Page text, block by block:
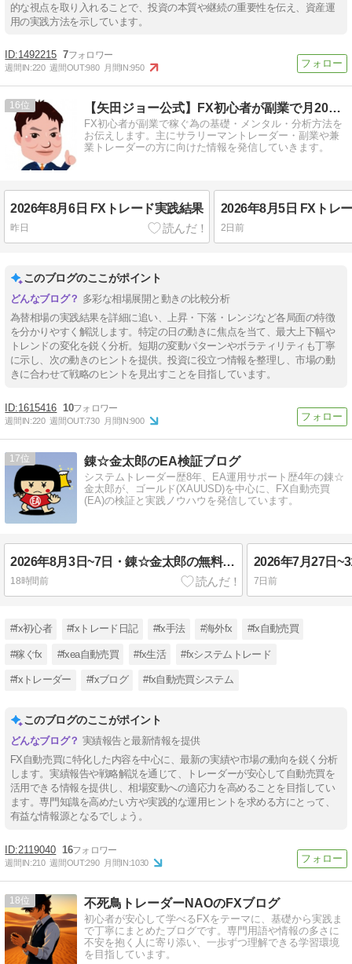
的な視点を取り入れることで、投資の本質や継続の重要性を伝え、資産運
用の実践方法を示しています。
1492215 7
週間IN:220 週間OUT:980 月間IN:950
16 【矢田ジョー公式】FX初心者が副業で月20万円を稼ぐ方法
FX初心者が副業で稼ぐ為の基礎・メンタル・分析方法を
お伝えします。主にサラリーマントレーダー・副業や兼
業トレーダーの方に向けた情報を発信していきます。
2026年8月6日 FXトレード実践結果
昨日
2026年8月5日 FXトレ
2日前
このブログのここがポイント
多彩な相場展開と動きの比較分析
為替相場の実践結果を詳細に追い、上昇・下落・レンジなど各局面の特徴
を分かりやすく解説します。特定の日の動きに焦点を当て、最大上下幅や
トレンドの変化を鋭く分析。短期の変動パターンやボラティリティも丁寧
に示し、次の動きのヒントを提供。投資に役立つ情報を整理し、市場の動
きに合わせて戦略のヒントを見出すことを目指しています。
1615416 10
週間IN:220 週間OUT:730 月間IN:900
17 錬☆金太郎のEA検証ブログ
システムトレーダー歴8年、EA運用サポート歴4年の錬☆
金太郎が、ゴールド(XAUUSD)を中心に、FX自動売買
(EA)の検証と実践ノウハウを発信しています。
2026年8月3日~7日・錬☆金太郎の無料配布EA実績報告・FX自動売買
18時間前 7日前
#fx初心者 #fxトレード日記 #fx手法 #海外fx #fx自動売買
#稼ぐfx #fxea自動売買 #fx生活 #fxシステムトレード
#fxトレーダー #fxブログ #fx自動売買システム
このブログのここがポイント
実績報告と最新情報を提供
FX自動売買に特化した内容を中心に、最新の実績や市場の動向を鋭く分析
します。実績報告や戦略解説を通じて、トレーダーが安心して自動売買を
活用できる情報を提供し、相場変動への適応力を高めることを目指してい
ます。専門知識を高めたい方や実践的な運用ヒントを求める方にとって、
有益な情報源となるでしょう。
2119040 16
週間IN:210 週間OUT:290 月間IN:1030
18 不死鳥トレーダーNAOのFXブログ
初心者が安心して学べるFXをテーマに、基礎から実践ま
で丁寧にまとめたブログです。専門用語や情報の多さに
不安を抱く人に寄り添い、一歩ずつ理解できる学習環境
を目指しています。